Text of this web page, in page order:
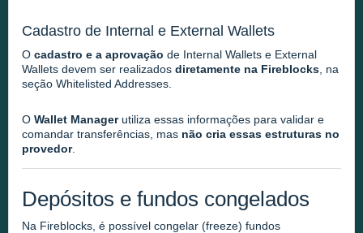
Cadastro de Internal e External Wallets
O cadastro e a aprovação de Internal Wallets e External
Wallets devem ser realizados diretamente na Fireblocks , na
seção Whitelisted Addresses.
O Wallet Managerutiliza essas informações para validar e
comandar transferências, mas não cria essas estruturas no
provedor.
Depósitos e fundos congelados
Na Fireblocks, é possível congelar (freeze) fundos